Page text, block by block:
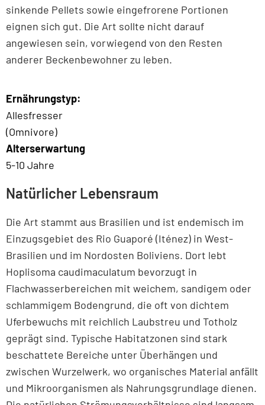
sinkende Pellets sowie eingefrorene Portionen
eignen sich gut. Die Art sollte nicht darauf
angewiesen sein, vorwiegend von den Resten
anderer Beckenbewohner zu leben.
Ernährungstyp:
Allesfresser
(Omnivore)
Alterserwartung
5-10 Jahre
Natürlicher Lebensraum
Die Art stammt aus Brasilien und ist endemisch im
Einzugsgebiet des Rio Guaporé (Iténez) in West-
Brasilien und im Nordosten Boliviens. Dort lebt
Hoplisoma caudimaculatum bevorzugt in
Flachwasserbereichen mit weichem, sandigem oder
schlammigem Bodengrund, die oft von dichtem
Uferbewuchs mit reichlich Laubstreu und Totholz
geprägt sind. Typische Habitatzonen sind stark
beschattete Bereiche unter Überhängen und
zwischen Wurzelwerk, wo organisches Material anfällt
und Mikroorganismen als Nahrungsgrundlage dienen.